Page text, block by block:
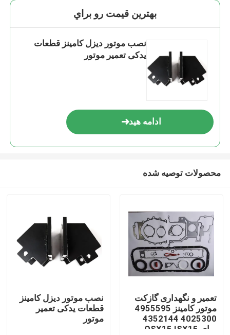
بهترين قيمت رو براي
نصب موتور دیزل کامینز قطعات
یدکی تعمیر موتور
ادامه هید
محصولات توصیه شده
تعمیر و نگهداری گازکت
موتور کامینز 4955595
4025300 4352144
برای QSX15 ISX15
نصب موتور دیزل کامینز
قطعات یدکی تعمیر
موتور